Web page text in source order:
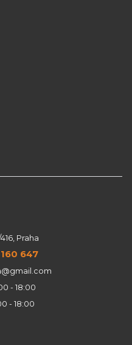
Praha
647
- 18:00
- 18:00